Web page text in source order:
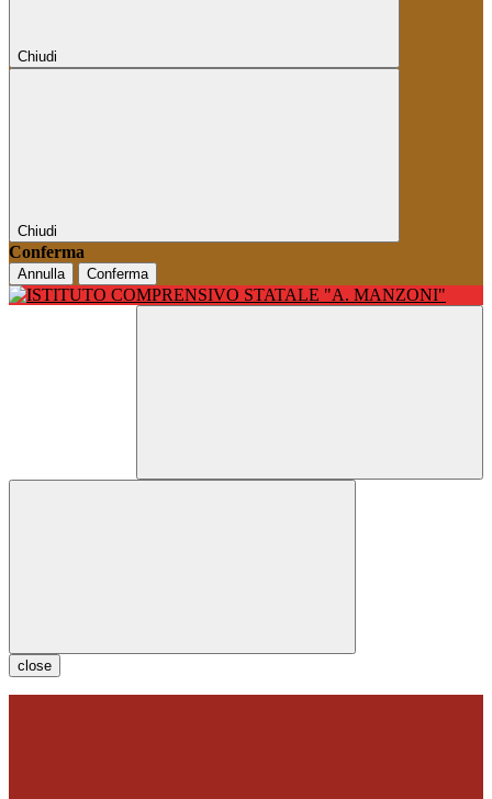
Chiudi
Chiudi
Conferma
Annulla Conferma
close